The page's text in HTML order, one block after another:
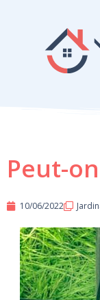
Peut-
10/06/2022